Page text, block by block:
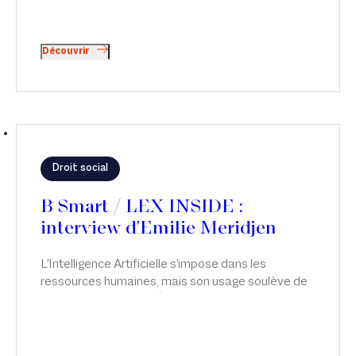
Découvrir
Droit social
L'Intelligence Artificielle s'impose dans les
ressources humaines, mais son usage soulève de
B Smart / LEX INSIDE :
interview d'Emilie Meridjen